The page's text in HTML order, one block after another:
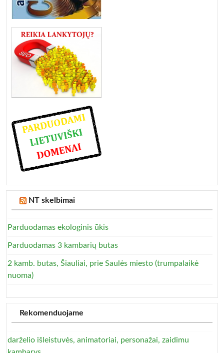
NT skelbimai
Parduodamas ekologinis ūkis
Parduodamas 3 kambarių butas
2 kamb. butas, Šiauliai, prie Saulės miesto (trumpalaikė
nuoma)
Rekomenduojame
darželio išleistuvės, animatoriai, personažai, zaidimu